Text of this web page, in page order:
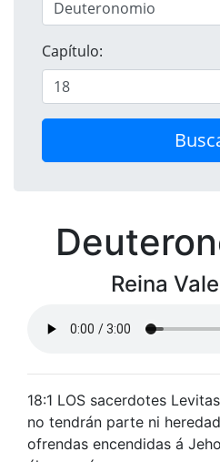
Capítulo:
Reina
18:1 LOS sacerdotes
no tendrán parte ni
ofrendas encendidas á